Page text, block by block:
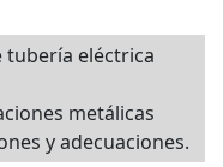
eléctrica
metálicas
y adecuaciones.